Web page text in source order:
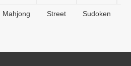
Mahjong Street Sudoken